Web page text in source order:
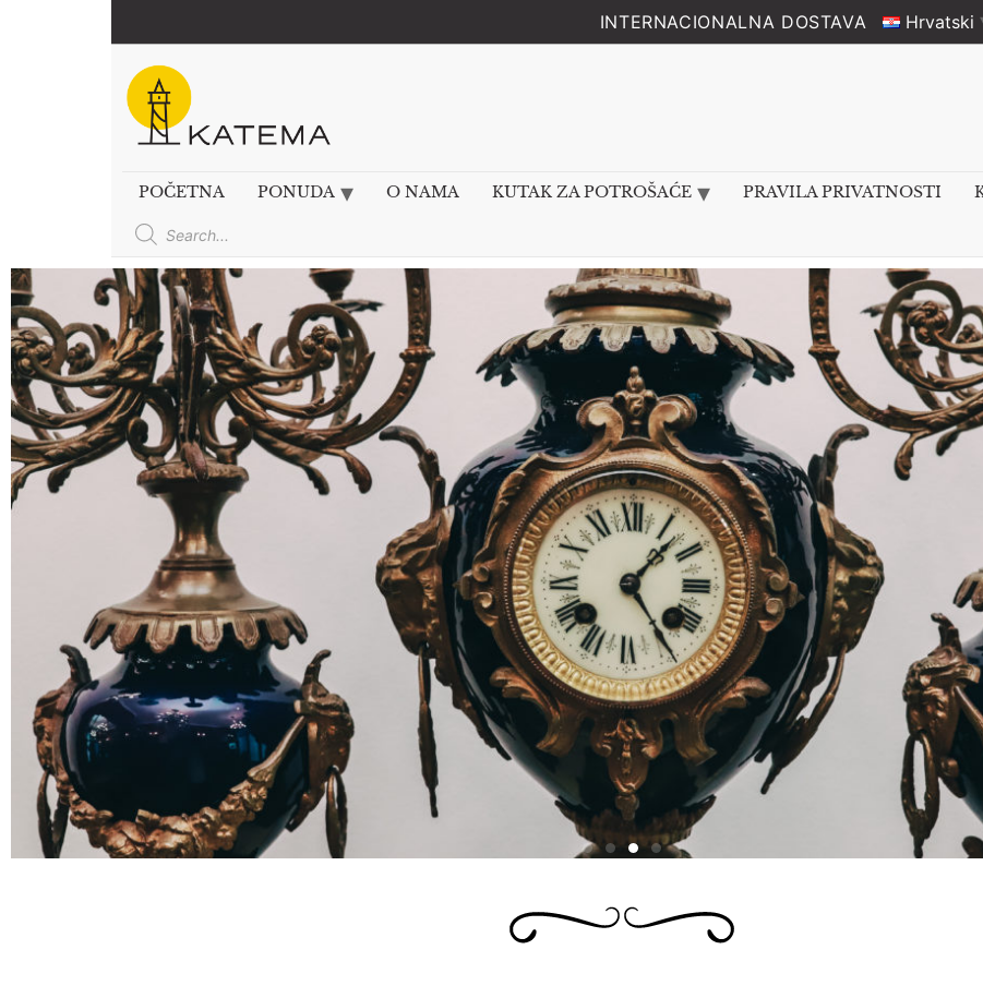
INTERNACIONALNA DOSTAVA Hrvatski
POČETNA PONUDA O NAMA KUTAK ZA POTROŠAĆE PRAVILA PRIVATNOSTI